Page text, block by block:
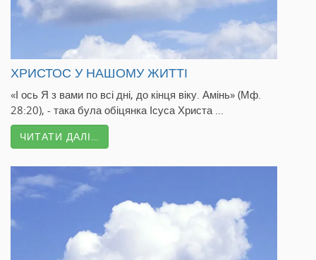
ХРИСТОС У НАШОМУ ЖИТТІ
«І ось Я з вами по всі дні, до кінця віку. Амінь» (Мф.
28:20), - така була обіцянка Ісуса Христа ...
ЧИТАТИ ДАЛІ…